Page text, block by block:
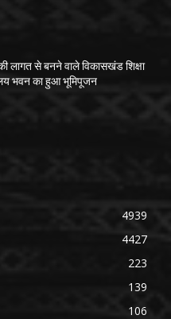
लागत से बनने वाले विकासखंड शिक्षा
भवन का हुआ भूमिपूजन
4939
4427
223
139
106